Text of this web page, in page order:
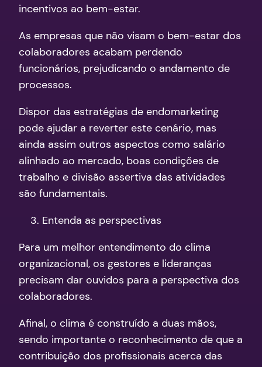
incentivos ao bem-estar.
As empresas que não visam o bem-estar dos
colaboradores acabam perdendo
funcionários, prejudicando o andamento de
processos.
Dispor das estratégias de endomarketing
pode ajudar a reverter este cenário, mas
ainda assim outros aspectos como salário
alinhado ao mercado, boas condições de
trabalho e divisão assertiva das atividades
são fundamentais.
Entenda as perspectivas
Para um melhor entendimento do clima
organizacional, os gestores e lideranças
precisam dar ouvidos para a perspectiva dos
colaboradores.
Afinal, o clima é construído a duas mãos,
sendo importante o reconhecimento de que a
contribuição dos profissionais acerca das